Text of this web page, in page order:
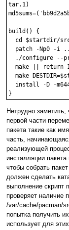
tar.1)
build() {
cd $startdir/
patch -Np0 -i
./configure --
make || return
make
install -D -
Нетрудно заметить,
первой части
пакета такие как
часть,
реализующей
инсталляции
чтобы собрать
должен сделать
выполнение скрипт
проверяет наличие
/var/cache/pacman/
попытка получить
использует для